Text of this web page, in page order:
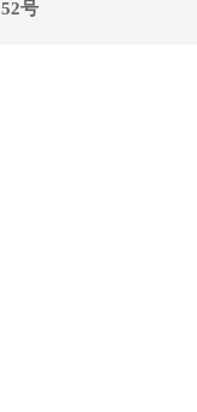
号